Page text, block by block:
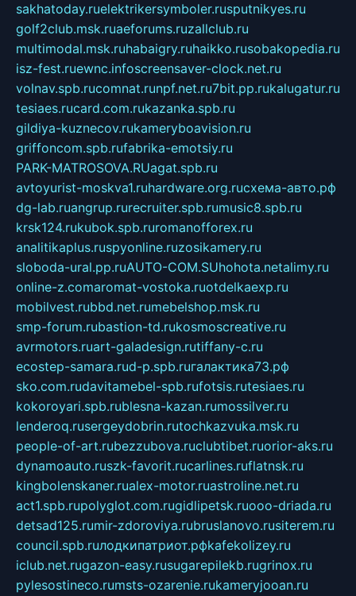
sakhatoday.ruelektrikersymboler.rusputnikyes.ru
golf2club.msk.ruaeforums.ruzallclub.ru
multimodal.msk.ruhabaigry.ruhaikko.rusobakopedia.ru
isz-fest.ruewnc.infoscreensaver-clock.net.ru
volnav.spb.rucomnat.runpf.net.ru7bit.pp.rukalugatur.ru
tesiaes.rucard.com.rukazanka.spb.ru
gildiya-kuznecov.rukameryboavision.ru
griffoncom.spb.rufabrika-emotsiy.ru
PARK-MATROSOVA.RUagat.spb.ru
avtoyurist-moskva1.ruhardware.org.ruсхема-авто.рф
dg-lab.ruangrup.rurecruiter.spb.rumusic8.spb.ru
krsk124.rukubok.spb.ruromanofforex.ru
analitikaplus.ruspyonline.ruzosikamery.ru
sloboda-ural.pp.ruAUTO-COM.SUhohota.netalimy.ru
online-z.comaromat-vostoka.ruotdelkaexp.ru
mobilvest.rubbd.net.rumebelshop.msk.ru
smp-forum.rubastion-td.rukosmoscreative.ru
avrmotors.ruart-galadesign.rutiffany-c.ru
ecostep-samara.rud-p.spb.ruгалактика73.рф
sko.com.rudavitamebel-spb.rufotsis.rutesiaes.ru
kokoroyari.spb.rublesna-kazan.rumossilver.ru
lenderoq.rusergeydobrin.rutochkazvuka.msk.ru
people-of-art.rubezzubova.ruclubtibet.ruorior-aks.ru
dynamoauto.ruszk-favorit.rucarlines.ruflatnsk.ru
kingbolenskaner.rualex-motor.ruastroline.net.ru
act1.spb.rupolyglot.com.rugidlipetsk.ruooo-driada.ru
detsad125.rumir-zdoroviya.rubruslanovo.rusiterem.ru
council.spb.ruлодкипатриот.рфkafekolizey.ru
iclub.net.rugazon-easy.rusugarepilekb.rugrinox.ru
pylesostineco.rumsts-ozarenie.rukameryjooan.ru